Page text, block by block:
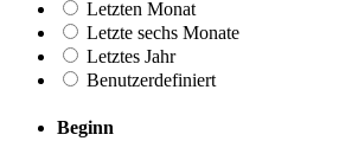
Letzten Monat
Letzte sechs Monate
Letztes Jahr
Benutzerdefiniert
Beginn